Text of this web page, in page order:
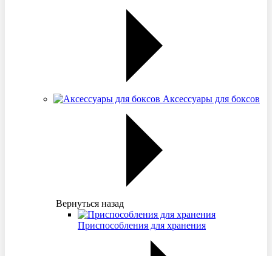
Аксессуары для боксов
Вернуться назад
Приспособления для хранения